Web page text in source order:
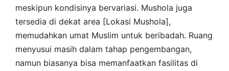
meskipun kondisinya bervariasi. Mushola juga
tersedia di dekat area [Lokasi Mushola],
memudahkan umat Muslim untuk beribadah. Ruang
menyusui masih dalam tahap pengembangan,
namun biasanya bisa memanfaatkan fasilitas di